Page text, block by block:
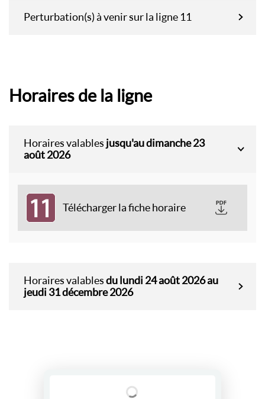
Perturbation(s) à venir sur la ligne 11
Horaires de la ligne
Horaires valables jusqu'au dimanche 23
août 2026
Télécharger la fiche horaire
Horaires valablesdu lundi 24 août 2026 au
jeudi 31 décembre 2026